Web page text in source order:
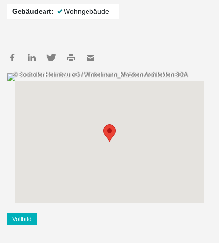
Gebäudeart: Wohngebäude
© Bocholter Heimbau eG / Winkelmann_Matzken Architekten BDA
Vollbild